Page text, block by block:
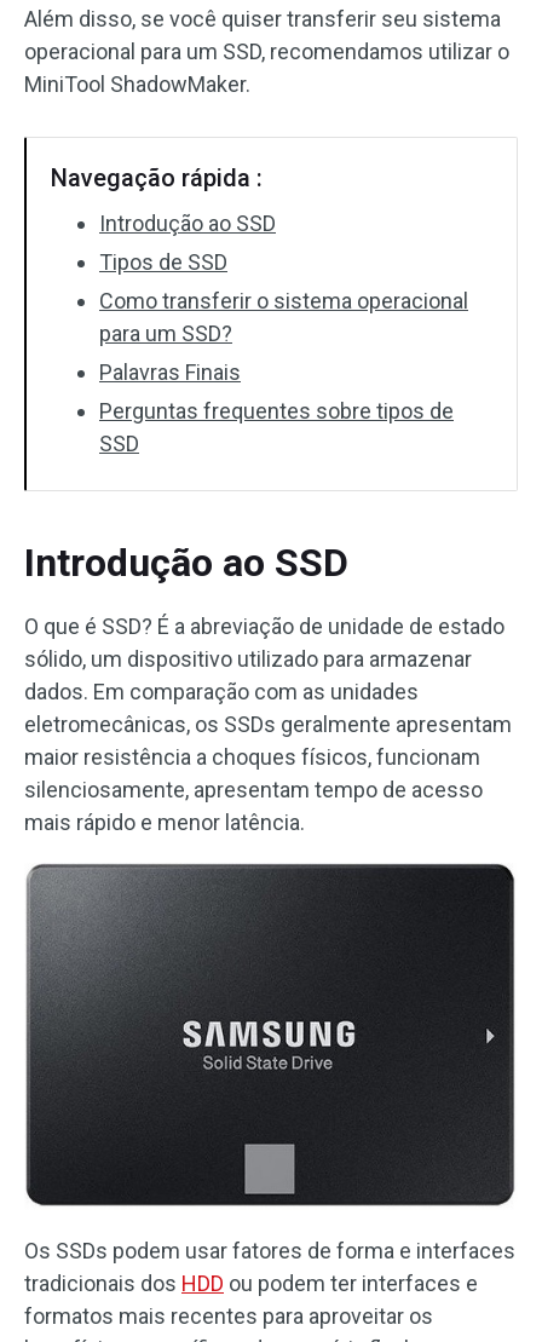
Além disso, se você quiser transferir seu sistema
operacional para um SSD, recomendamos utilizar o
MiniTool ShadowMaker.
Navegação rápida :
Introdução ao SSD
Tipos de SSD
Como transferir o sistema operacional
para um SSD?
Palavras Finais
Perguntas frequentes sobre tipos de
SSD
Introdução ao SSD
O que é SSD? É a abreviação de unidade de estado
sólido, um dispositivo utilizado para armazenar
dados. Em comparação com as unidades
eletromecânicas, os SSDs geralmente apresentam
maior resistência a choques físicos, funcionam
silenciosamente, apresentam tempo de acesso
mais rápido e menor latência.
Os SSDs podem usar fatores de forma e interfaces
tradicionais dos HDD ou podem ter interfaces e
formatos mais recentes para aproveitar os